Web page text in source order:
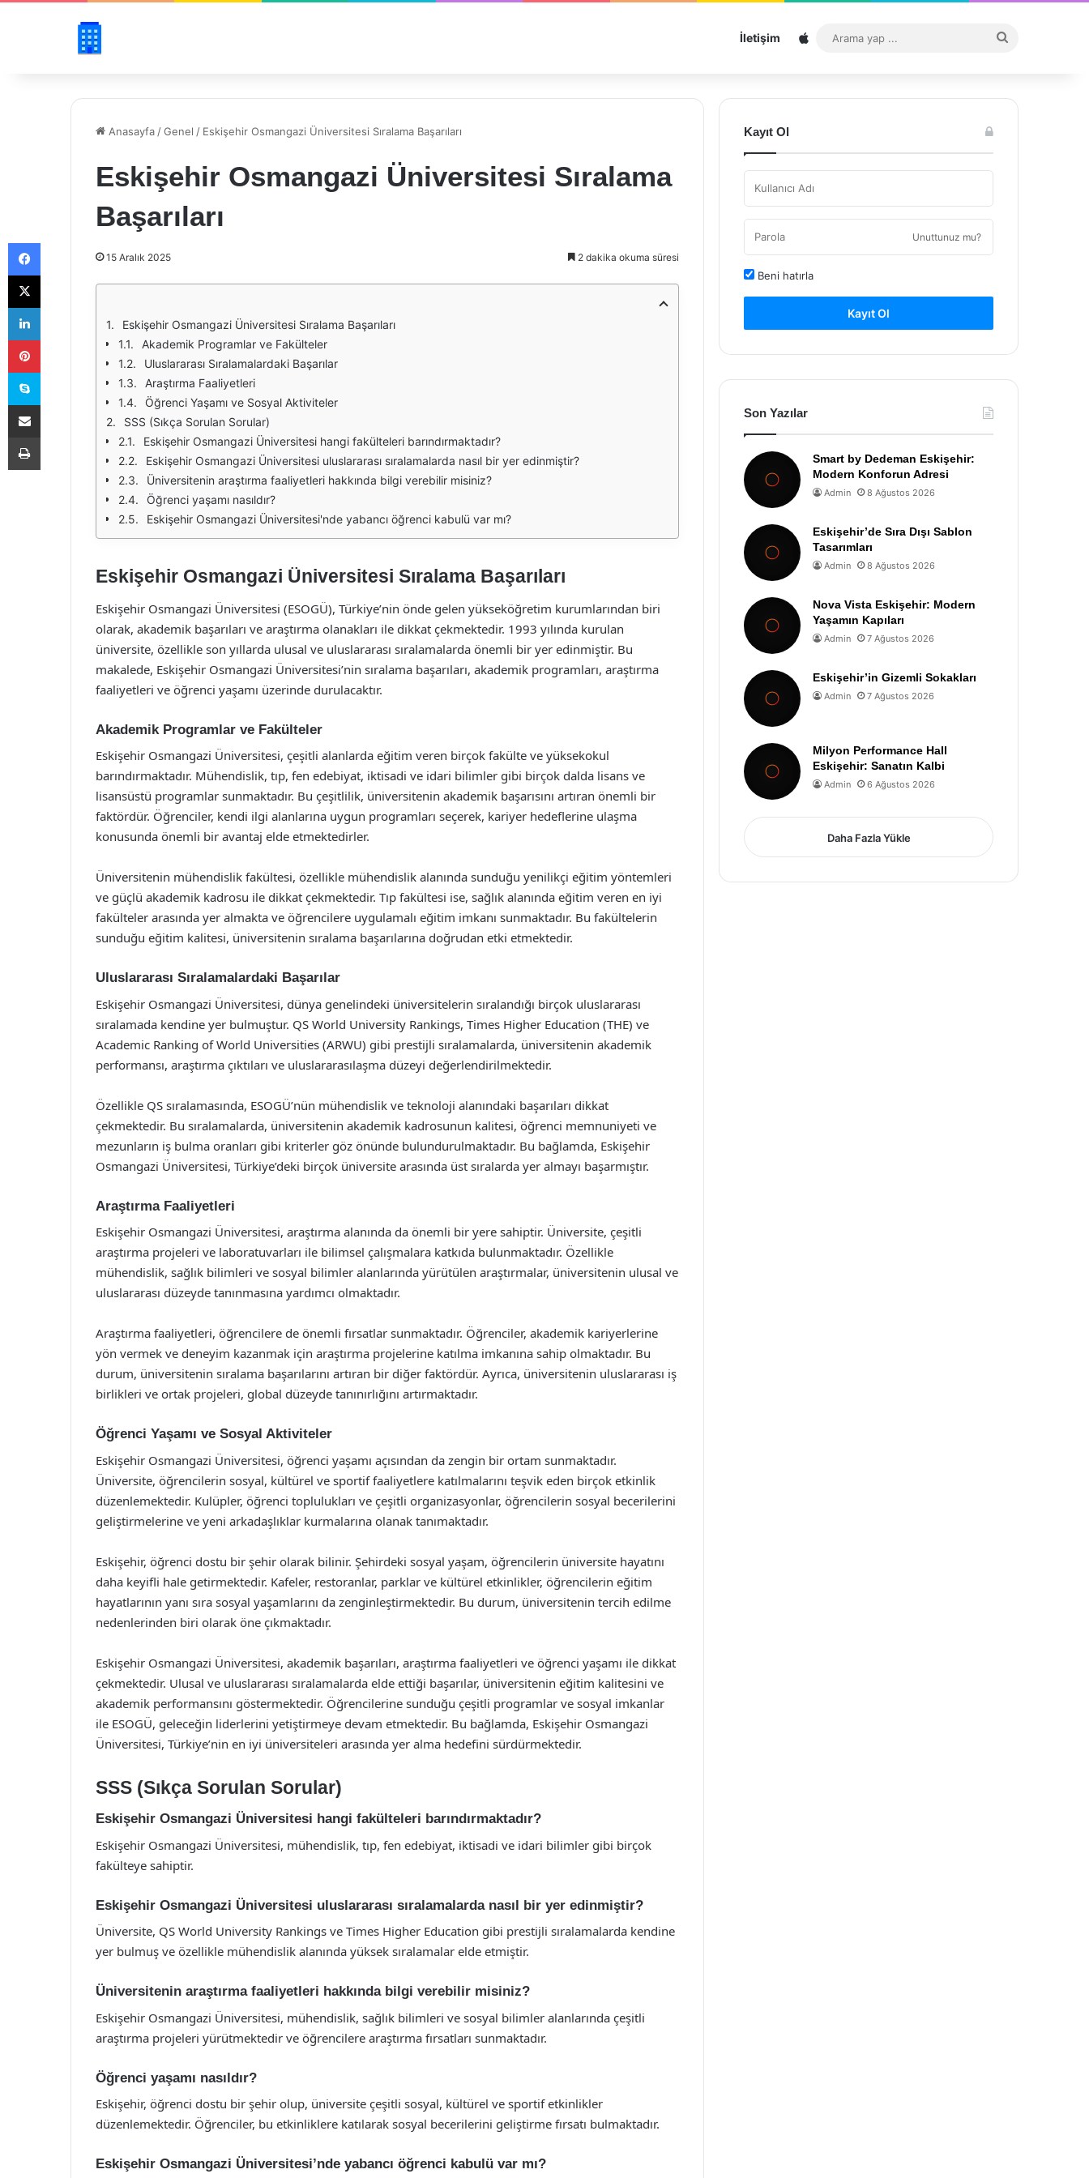
İletişim Sitemap
...
Anasayfa /Genel / Eskişehir Osmangazi Üniversitesi Sıralama Başarıları
Eskişehir Osmangazi Üniversitesi Sıralama
Başarıları
15 Aralık 2025 2 dakika okuma süresi
Eskişehir Osmangazi Üniversitesi Sıralama Başarıları
Akademik Programlar ve Fakülteler
Uluslararası Sıralamalardaki Başarılar
Araştırma Faaliyetleri
Öğrenci Yaşamı ve Sosyal Aktiviteler
SSS (Sıkça Sorulan Sorular)
Eskişehir Osmangazi Üniversitesi hangi fakülteleri barındırmaktadır?
Eskişehir Osmangazi Üniversitesi uluslararası sıralamalarda nasıl bir yer edinmiştir?
Üniversitenin araştırma faaliyetleri hakkında bilgi verebilir misiniz?
Öğrenci yaşamı nasıldır?
Eskişehir Osmangazi Üniversitesi'nde yabancı öğrenci kabulü var mı?
Eskişehir Osmangazi Üniversitesi Sıralama Başarıları
Eskişehir Osmangazi Üniversitesi (ESOGÜ), Türkiye’nin önde gelen yükseköğretim kurumlarından biri
olarak, akademik başarıları ve araştırma olanakları ile dikkat çekmektedir. 1993 yılında kurulan
üniversite, özellikle son yıllarda ulusal ve uluslararası sıralamalarda önemli bir yer edinmiştir. Bu
makalede, Eskişehir Osmangazi Üniversitesi’nin sıralama başarıları, akademik programları, araştırma
faaliyetleri ve öğrenci yaşamı üzerinde durulacaktır.
Akademik Programlar ve Fakülteler
Eskişehir Osmangazi Üniversitesi, çeşitli alanlarda eğitim veren birçok fakülte ve yüksekokul
barındırmaktadır. Mühendislik, tıp, fen edebiyat, iktisadi ve idari bilimler gibi birçok dalda lisans ve
lisansüstü programlar sunmaktadır. Bu çeşitlilik, üniversitenin akademik başarısını artıran önemli bir
faktördür. Öğrenciler, kendi ilgi alanlarına uygun programları seçerek, kariyer hedeflerine ulaşma
konusunda önemli bir avantaj elde etmektedirler.
Üniversitenin mühendislik fakültesi, özellikle mühendislik alanında sunduğu yenilikçi eğitim yöntemleri
ve güçlü akademik kadrosu ile dikkat çekmektedir. Tıp fakültesi ise, sağlık alanında eğitim veren en iyi
fakülteler arasında yer almakta ve öğrencilere uygulamalı eğitim imkanı sunmaktadır. Bu fakültelerin
sunduğu eğitim kalitesi, üniversitenin sıralama başarılarına doğrudan etki etmektedir.
Uluslararası Sıralamalardaki Başarılar
Eskişehir Osmangazi Üniversitesi, dünya genelindeki üniversitelerin sıralandığı birçok uluslararası
sıralamada kendine yer bulmuştur. QS World University Rankings, Times Higher Education (THE) ve
Academic Ranking of World Universities (ARWU) gibi prestijli sıralamalarda, üniversitenin akademik
performansı, araştırma çıktıları ve uluslararasılaşma düzeyi değerlendirilmektedir.
Özellikle QS sıralamasında, ESOGÜ’nün mühendislik ve teknoloji alanındaki başarıları dikkat
çekmektedir. Bu sıralamalarda, üniversitenin akademik kadrosunun kalitesi, öğrenci memnuniyeti ve
mezunların iş bulma oranları gibi kriterler göz önünde bulundurulmaktadır. Bu bağlamda, Eskişehir
Osmangazi Üniversitesi, Türkiye’deki birçok üniversite arasında üst sıralarda yer almayı başarmıştır.
Araştırma Faaliyetleri
Eskişehir Osmangazi Üniversitesi, araştırma alanında da önemli bir yere sahiptir. Üniversite, çeşitli
araştırma projeleri ve laboratuvarları ile bilimsel çalışmalara katkıda bulunmaktadır. Özellikle
mühendislik, sağlık bilimleri ve sosyal bilimler alanlarında yürütülen araştırmalar, üniversitenin ulusal ve
uluslararası düzeyde tanınmasına yardımcı olmaktadır.
Araştırma faaliyetleri, öğrencilere de önemli fırsatlar sunmaktadır. Öğrenciler, akademik kariyerlerine
yön vermek ve deneyim kazanmak için araştırma projelerine katılma imkanına sahip olmaktadır. Bu
durum, üniversitenin sıralama başarılarını artıran bir diğer faktördür. Ayrıca, üniversitenin uluslararası iş
birlikleri ve ortak projeleri, global düzeyde tanınırlığını artırmaktadır.
Öğrenci Yaşamı ve Sosyal Aktiviteler
Eskişehir Osmangazi Üniversitesi, öğrenci yaşamı açısından da zengin bir ortam sunmaktadır.
Üniversite, öğrencilerin sosyal, kültürel ve sportif faaliyetlere katılmalarını teşvik eden birçok etkinlik
düzenlemektedir. Kulüpler, öğrenci toplulukları ve çeşitli organizasyonlar, öğrencilerin sosyal becerilerini
geliştirmelerine ve yeni arkadaşlıklar kurmalarına olanak tanımaktadır.
Eskişehir, öğrenci dostu bir şehir olarak bilinir. Şehirdeki sosyal yaşam, öğrencilerin üniversite hayatını
daha keyifli hale getirmektedir. Kafeler, restoranlar, parklar ve kültürel etkinlikler, öğrencilerin eğitim
hayatlarının yanı sıra sosyal yaşamlarını da zenginleştirmektedir. Bu durum, üniversitenin tercih edilme
nedenlerinden biri olarak öne çıkmaktadır.
Eskişehir Osmangazi Üniversitesi, akademik başarıları, araştırma faaliyetleri ve öğrenci yaşamı ile dikkat
çekmektedir. Ulusal ve uluslararası sıralamalarda elde ettiği başarılar, üniversitenin eğitim kalitesini ve
akademik performansını göstermektedir. Öğrencilerine sunduğu çeşitli programlar ve sosyal imkanlar
ile ESOGÜ, geleceğin liderlerini yetiştirmeye devam etmektedir. Bu bağlamda, Eskişehir Osmangazi
Üniversitesi, Türkiye’nin en iyi üniversiteleri arasında yer alma hedefini sürdürmektedir.
SSS (Sıkça Sorulan Sorular)
Eskişehir Osmangazi Üniversitesi hangi fakülteleri barındırmaktadır?
Eskişehir Osmangazi Üniversitesi, mühendislik, tıp, fen edebiyat, iktisadi ve idari bilimler gibi birçok
fakülteye sahiptir.
Eskişehir Osmangazi Üniversitesi uluslararası sıralamalarda nasıl bir yer edinmiştir?
Üniversite, QS World University Rankings ve Times Higher Education gibi prestijli sıralamalarda kendine
yer bulmuş ve özellikle mühendislik alanında yüksek sıralamalar elde etmiştir.
Üniversitenin araştırma faaliyetleri hakkında bilgi verebilir misiniz?
Eskişehir Osmangazi Üniversitesi, mühendislik, sağlık bilimleri ve sosyal bilimler alanlarında çeşitli
araştırma projeleri yürütmektedir ve öğrencilere araştırma fırsatları sunmaktadır.
Öğrenci yaşamı nasıldır?
Eskişehir, öğrenci dostu bir şehir olup, üniversite çeşitli sosyal, kültürel ve sportif etkinlikler
düzenlemektedir. Öğrenciler, bu etkinliklere katılarak sosyal becerilerini geliştirme fırsatı bulmaktadır.
Eskişehir Osmangazi Üniversitesi’nde yabancı öğrenci kabulü var mı?
Kayıt Ol
Unuttunuz mu?
Beni hatırla
Kayıt Ol
Son Yazılar
Smart by Dedeman Eskişehir:
Modern Konforun Adresi
Admin 8 Ağustos 2026
Eskişehir’de Sıra Dışı Sablon
Tasarımları
Admin 8 Ağustos 2026
Nova Vista Eskişehir: Modern
Yaşamın Kapıları
Admin 7 Ağustos 2026
Eskişehir’in Gizemli Sokakları
Admin 7 Ağustos 2026
Milyon Performance Hall
Eskişehir: Sanatın Kalbi
Admin 6 Ağustos 2026
Daha Fazla Yükle
Facebook
X
LinkedIn
Pinterest
Skype
E-Posta ile paylaş